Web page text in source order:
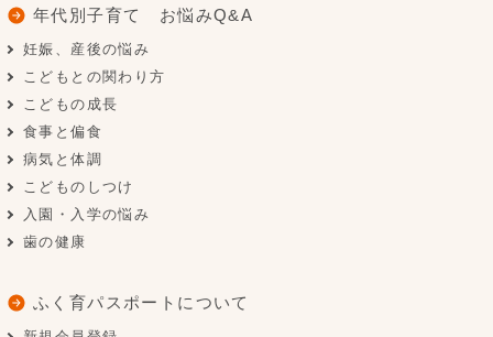
年代別子育て お悩みQ&A
妊娠、産後の悩み
こどもとの関わり方
こどもの成長
食事と偏食
病気と体調
こどものしつけ
入園・入学の悩み
歯の健康
ふく育パスポートについて